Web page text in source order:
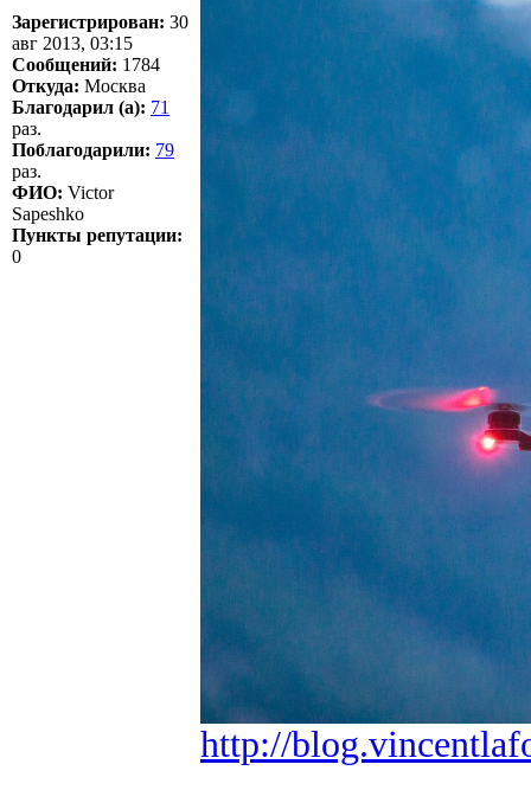
Зарегистрирован: 30
авг 2013, 03:15
Сообщений: 1784
Откуда: Москва
Благодарил (а): 71
раз.
Поблагодарили: 79
раз.
ФИО: Victor
Sapeshko
Пункты репутации:
0
http://